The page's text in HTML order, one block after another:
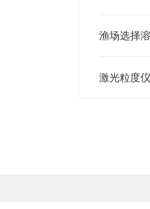
渔场选择
激光粒度